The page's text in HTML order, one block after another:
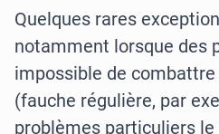
Quelques rares
notamment lorsque des
impossible de combattre
(fauche régulière, par
problèmes particuliers